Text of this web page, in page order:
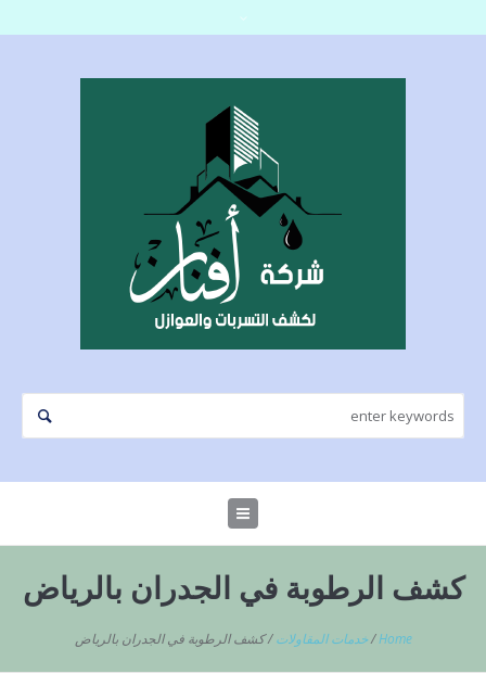
كشف الرطوبة في الجدران بالرياض
Home
/خدمات المقاولات /كشف الرطوبة في الجدران بالرياض